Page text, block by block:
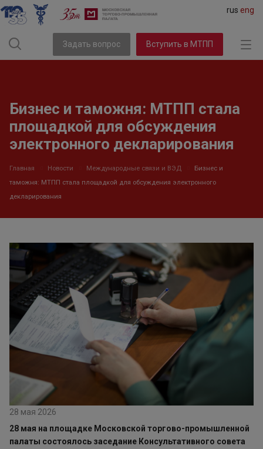
rus eng
Задать вопрос Вступить в МТПП
Бизнес и таможня: МТПП стала
площадкой для обсуждения
электронного декларирования
Главная Новости Международные связи и ВЭД
Бизнес и
таможня: МТПП стала площадкой для обсуждения электронного
декларирования
28 мая 2026
28 мая на площадке Московской торгово-промышленной
палаты состоялось заседание Консультативного совета